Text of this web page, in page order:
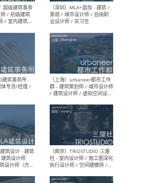
（杭州/青岛/上海/厦门/重
庆/成都）gad杰地设计 - 建
筑 / 设备 / 城市设计 / 室内 /
幕墙 / BIM / 成本 / 工程 / 运
营 / 品牌 / 观点views / 实习
等
（北京）MAT 超级建筑事务
所 - 项目建筑师 / 初级建筑
师/助理建筑师 / 室内建筑师
/ 实习生